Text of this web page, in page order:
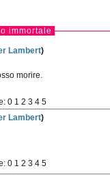
immortale
Lambert)
morire.
0 1 2 3 4 5
Lambert)
0 1 2 3 4 5